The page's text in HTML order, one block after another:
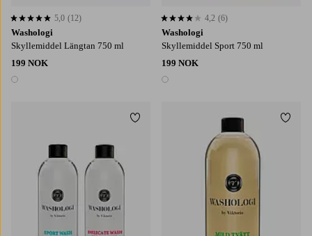
Washologi
Skyllemiddel Längtan 750 ml
199 NOK
1 farge
5,0 basert på 12 karaktergivninger
5,0 (12)
Washologi
Skyllemiddel Sport 750 ml
199 NOK
1 farge
4,2 basert på 6 karaktergivninger
4,2 (6)
Legg til favoritter